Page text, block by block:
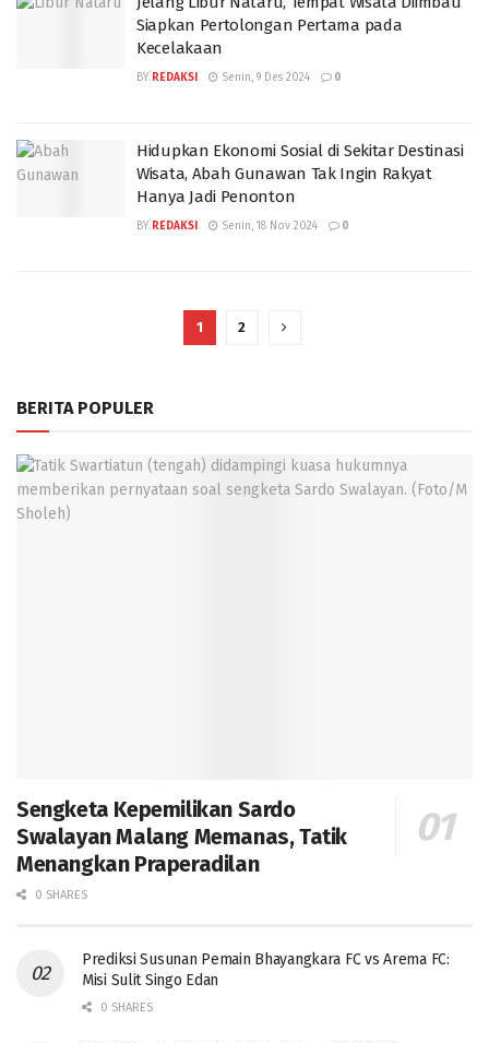
Siapkan Pertolongan Pertama pada
Kecelakaan
BY REDAKSI Senin, 9 Des 2024 0
Hidupkan Ekonomi Sosial di Sekitar Destinasi
Wisata, Abah Gunawan Tak Ingin Rakyat
Hanya Jadi Penonton
BY REDAKSI Senin, 18 Nov 2024 0
1 2
BERITA POPULER
Sengketa Kepemilikan Sardo
Swalayan Malang Memanas, Tatik
Menangkan Praperadilan
0 SHARES
Prediksi Susunan Pemain Bhayangkara FC vs Arema FC:
Misi Sulit Singo Edan
0 SHARES